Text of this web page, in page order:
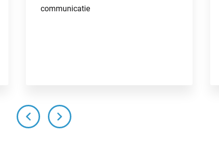
communicatie